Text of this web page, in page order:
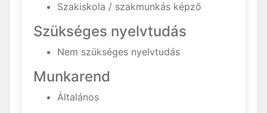
Szakiskola / szakmunkás képző
Szükséges nyelvtudás
Nem szükséges nyelvtudás
Munkarend
Általános